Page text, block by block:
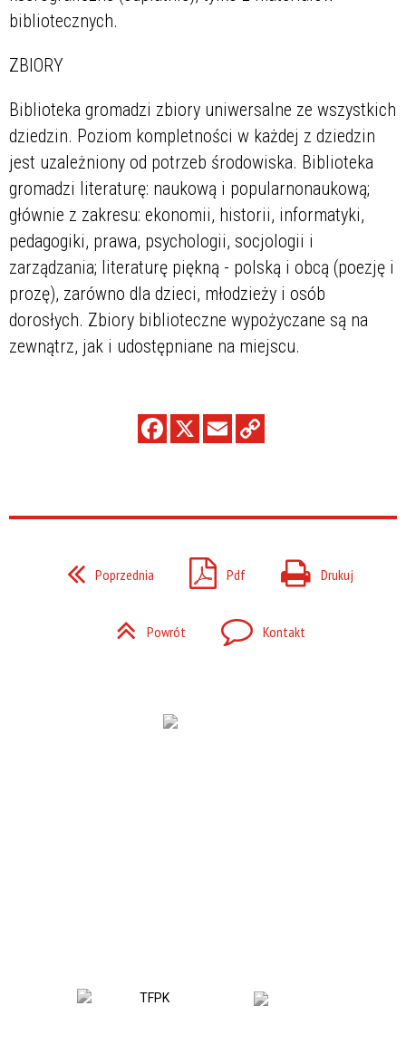
bibliotecznych.
ZBIORY
Biblioteka gromadzi zbiory uniwersalne ze wszystkich
dziedzin. Poziom kompletności w każdej z dziedzin
jest uzależniony od potrzeb środowiska. Biblioteka
gromadzi literaturę: naukową i popularnonaukową;
głównie z zakresu: ekonomii, historii, informatyki,
pedagogiki, prawa, psychologii, socjologii i
zarządzania; literaturę piękną - polską i obcą (poezję i
prozę), zarówno dla dzieci, młodzieży i osób
dorosłych. Zbiory biblioteczne wypożyczane są na
zewnątrz, jak i udostępniane na miejscu.
Poprzednia Pdf Drukuj
Powrót Kontakt